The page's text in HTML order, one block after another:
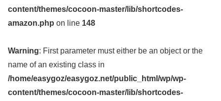
content/themes/cocoon-master/lib/shortcodes-
amazon.php on line 148
Warning: First parameter must either be an object or the
name of an existing class in
/home/easygoz/easygoz.net/public_html/wp/wp-
content/themes/cocoon-master/lib/shortcodes-